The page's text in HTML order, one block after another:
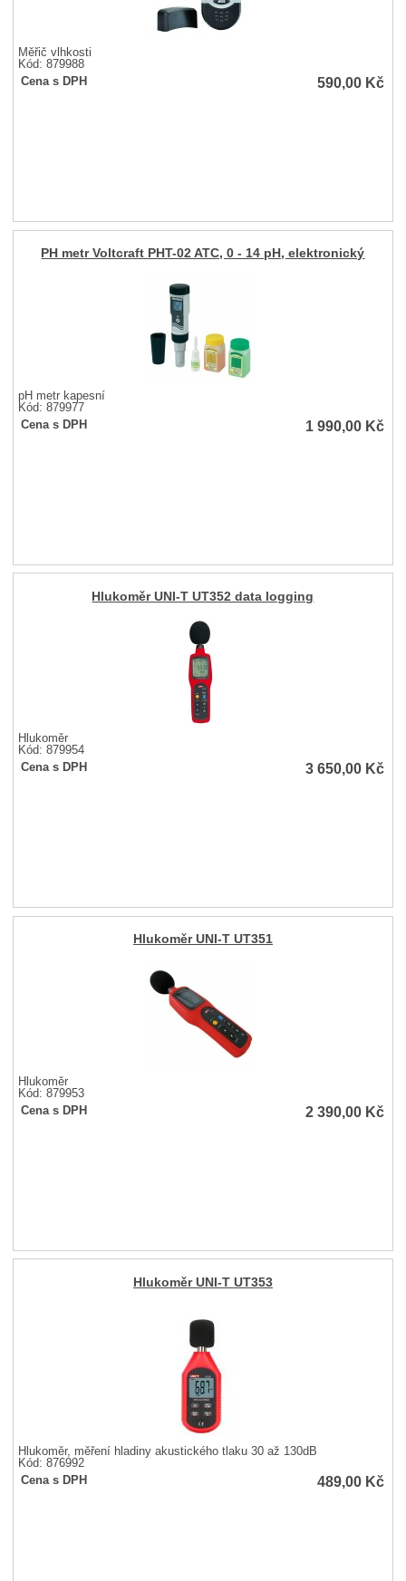
Měřič vlhkosti
Kód: 879988
Cena s DPH
590,00 Kč
PH metr Voltcraft PHT-02 ATC, 0 - 14 pH, elektronický
pH metr kapesní
Kód: 879977
Cena s DPH
1 990,00 Kč
Hlukoměr UNI-T UT352 data logging
Hlukoměr
Kód: 879954
Cena s DPH
3 650,00 Kč
Hlukoměr UNI-T UT351
Hlukoměr
Kód: 879953
Cena s DPH
2 390,00 Kč
Hlukoměr UNI-T UT353
Hlukoměr, měření hladiny akustického tlaku 30 až 130dB
Kód: 876992
Cena s DPH
489,00 Kč